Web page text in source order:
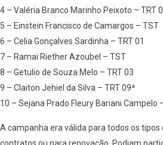
4 – Valéria Branco Marinho Peixoto – TRT
5 – Einstein Francisco de Camargos – TST
6 – Celia Gonçalves Sardinha – TRT 01
7 – Ramai Riether Azoubel – TST
8 – Getulio de Souza Melo – TRT 03
9 – Claiton Jehiel da Silva – TRT 09ª
10 – Sejana Prado Fleury Bariani Campelo
A campanha era válida para todos os tipos